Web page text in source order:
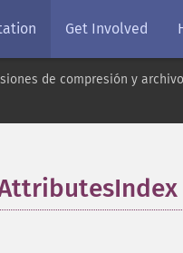
Get Involved
de compresión y